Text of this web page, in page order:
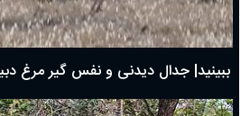
حضرت زینب(س) چگونه از دنیا رفت؟
بهترین پیامک تبریک روز پدر ۱۴۰۴؛ جملات زیبا و صمیمانه
ببینید| جدال دیدنی و نفس گیر مرغ